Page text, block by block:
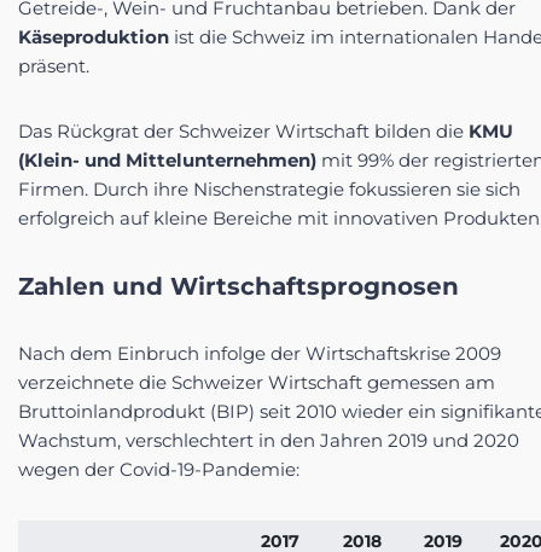
Getreide-, Wein- und Fruchtanbau betrieben. Dank der
Käseproduktion ist die Schweiz im internationalen
präsent.
Das Rückgrat der Schweizer Wirtschaft bilden die KMU
(Klein- und Mittelunternehmen) mit 99% der
Firmen. Durch ihre Nischenstrategie fokussieren sie sich
erfolgreich auf kleine Bereiche mit innovativen
Zahlen und Wirtschaftsprognosen
Nach dem Einbruch infolge der Wirtschaftskrise 2009
verzeichnete die Schweizer Wirtschaft gemessen am
Bruttoinlandprodukt (BIP) seit 2010 wieder ein
Wachstum, verschlechtert in den Jahren 2019 und 2020
wegen der Covid-19-Pandemie:
2017 2018 2019